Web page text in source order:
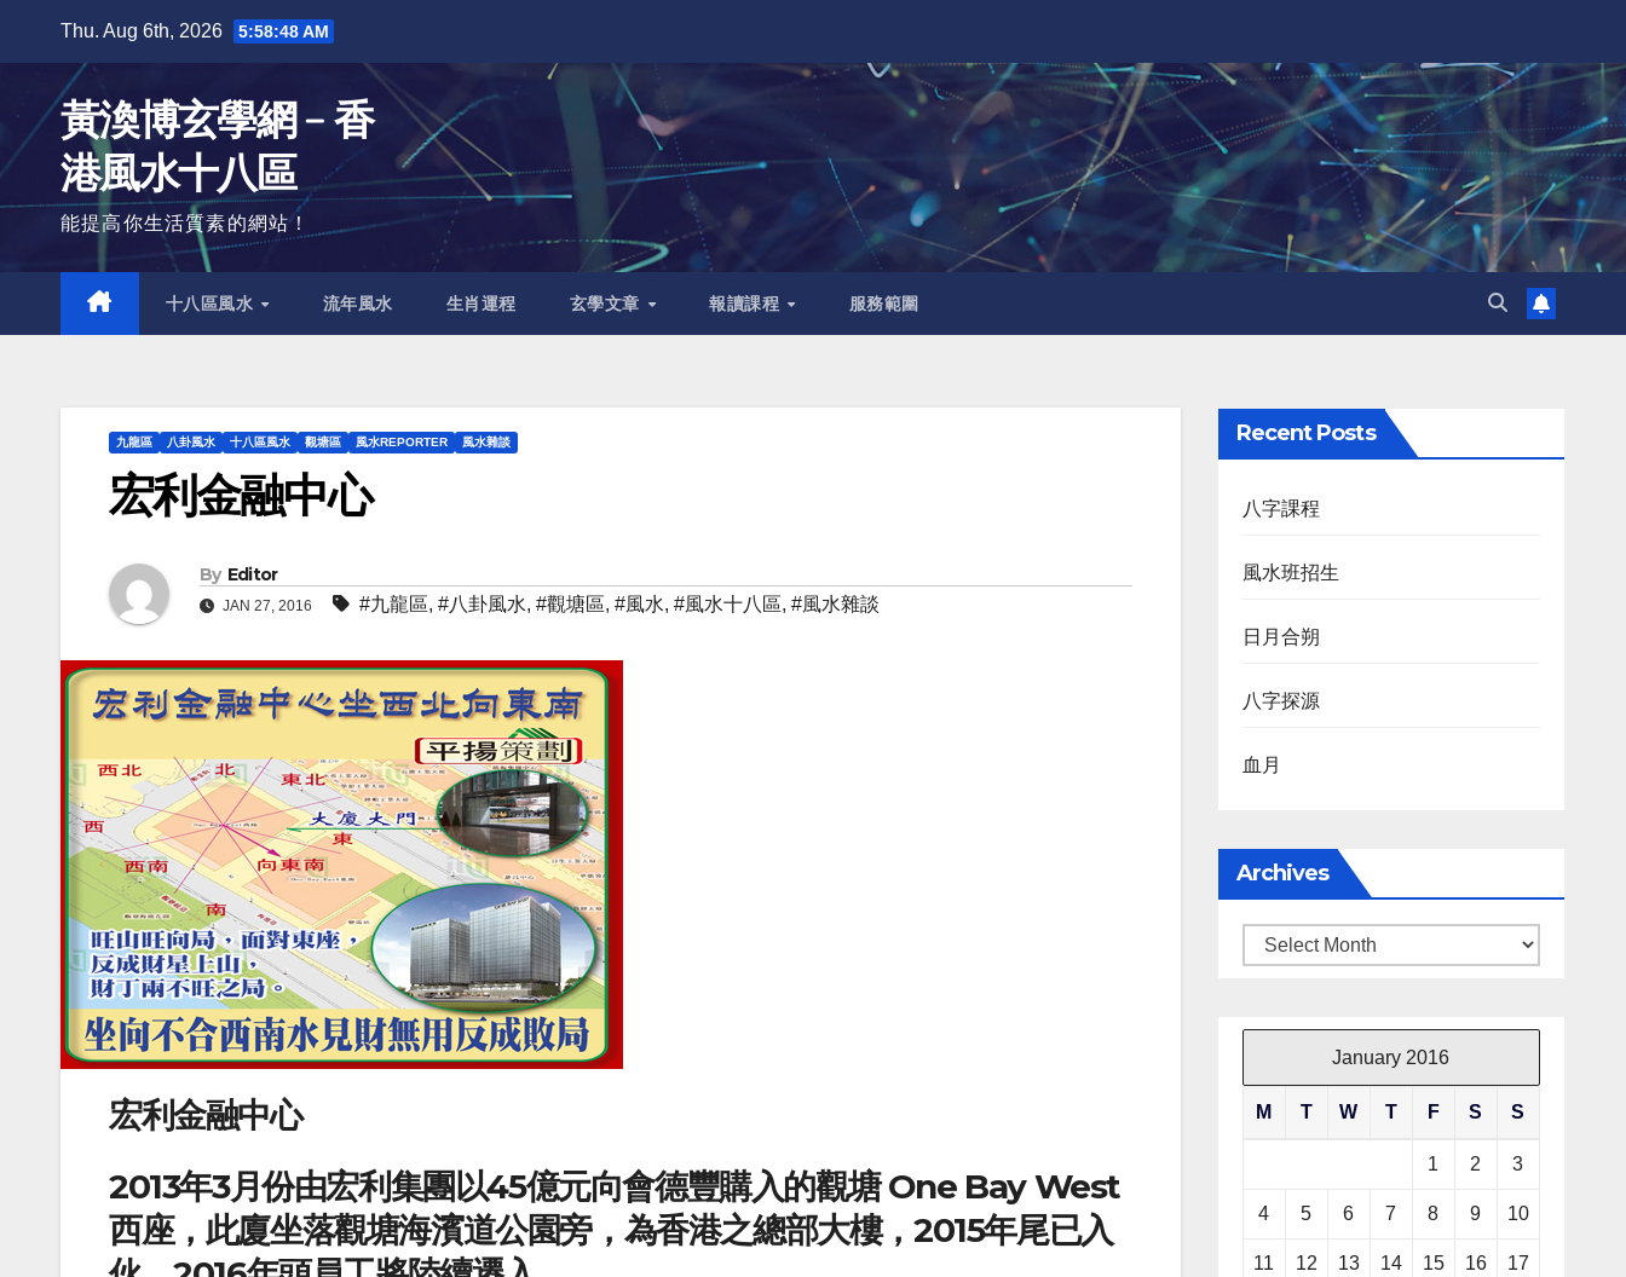
content
Thu. Aug 6th, 2026 5:58:49 AM
黃渙博玄學網﹣香
港風水十八區
能提高你生活質素的網站！
十八區風水 流年風水 生肖運程 玄學文章 報讀課程 服務範圍
九龍區 八卦風水 十八區風水 觀塘區 風水REPORTER 風水雜談
宏利金融中心
By Editor
JAN 27, 2016 #九龍區, #八卦風水, #觀塘區, #風水, #風水十八區, #風水雜談
宏利金融中心
2013年3月份由宏利集團以45億元向會德豐購入的觀塘 One Bay West
西座，此廈坐落觀塘海濱道公園旁，為香港之總部大樓，2015年尾已入
Recent Posts
八字課程
風水班招生
日月合朔
八字探源
血月
Archives
Archives
January 2016
M T W T F S S
1 2 3
4 5 6 7 8 9 10
11 12 13 14 15 16 17